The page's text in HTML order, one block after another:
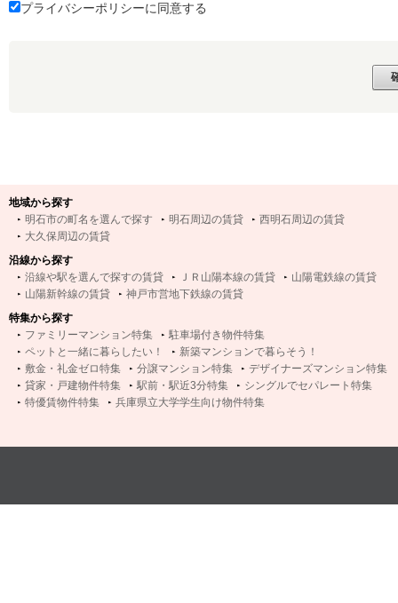
プライバシーポリシーに同意する
地域から探す
明石市の町名を選んで探す
明石周辺の賃貸
西明石周辺の賃貸
大久保周辺の賃貸
沿線から探す
沿線や駅を選んで探すの賃貸
ＪＲ山陽本線の賃貸
山陽電鉄線の賃貸
山陽新幹線の賃貸
神戸市営地下鉄線の賃貸
特集から探す
ファミリーマンション特集
駐車場付き物件特集
ペットと一緒に暮らしたい！
新築マンションで暮らそう！
敷金・礼金ゼロ特集
分譲マンション特集
デザイナーズマンション特集
貸家・戸建物件特集
駅前・駅近3分特集
シングルでセパレート特集
特優賃物件特集
兵庫県立大学学生向け物件特集